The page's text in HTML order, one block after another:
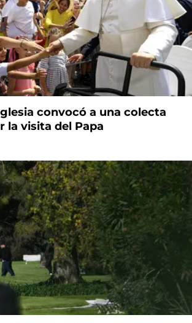
convocó a una colecta
la visita del Papa